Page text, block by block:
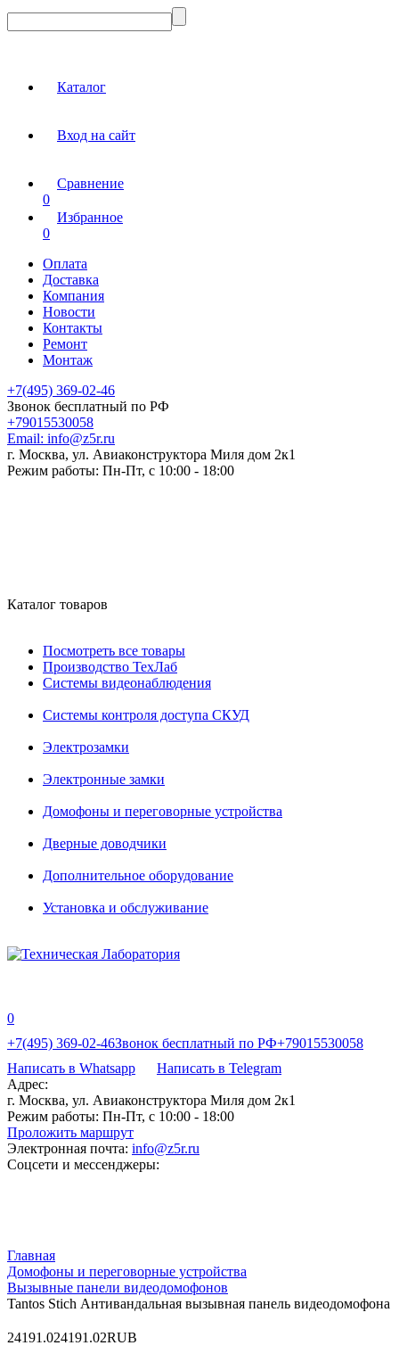
Каталог
Вход на сайт
Сравнение
0
Избранное
0
Оплата
Доставка
Компания
Новости
Контакты
Ремонт
Монтаж
+7(495) 369-02-46
Звонок бесплатный по РФ
+79015530058
Email: info@z5r.ru
г. Москва, ул. Авиаконструктора Миля дом 2к1
Режим работы: Пн-Пт, с 10:00 - 18:00
Каталог товаров
Посмотреть все товары
Производство ТехЛаб
Системы видеонаблюдения
Системы контроля доступа СКУД
Электрозамки
Электронные замки
Домофоны и переговорные устройства
Дверные доводчики
Дополнительное оборудование
Установка и обслуживание
0
+7(495) 369-02-46Звонок бесплатный по РФ+79015530058
Написать в Whatsapp
Написать в Telegram
Адрес:
г. Москва, ул. Авиаконструктора Миля дом 2к1
Режим работы: Пн-Пт, с 10:00 - 18:00
Проложить маршрут
Электронная почта: info@z5r.ru
Соцсети и мессенджеры:
Главная
Домофоны и переговорные устройства
Вызывные панели видеодомофонов
Tantos Stich Антивандальная вызывная панель видеодомофона
24191.024191.02RUB